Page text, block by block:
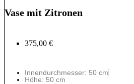
Vase mit Zitronen
375,00 €
Innendurchmesser: 50 cm
Höhe: 50 cm